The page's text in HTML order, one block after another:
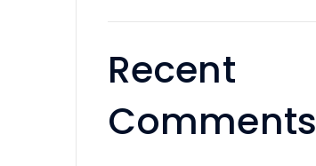
Recent
Comments